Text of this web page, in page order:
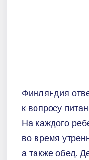
Финляндия
к вопросу
На каждого
во время
а также обед.